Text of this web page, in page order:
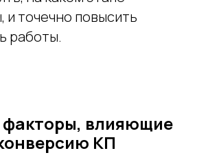
и точечно повысить
работы.
влияющие
КП